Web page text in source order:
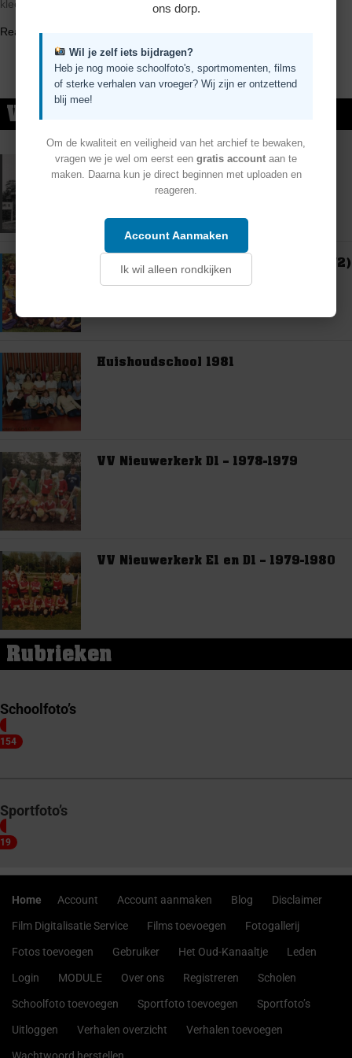
kleedden.
Read the Post →
Verhalen
RECENT
MEEST GELEZEN
Al 125 jaar het middelpunt van
Nieuwerkerk
Koningin Julianaschool – Klas 5 (1972)
Huishoudschool 1981
VV Nieuwerkerk D1 – 1978-1979
VV Nieuwerkerk E1 en D1 – 1979-1980
Rubrieken
Schoolfoto’s
154
Sportfoto’s
19
Home Account Account aanmaken Blog Disclaimer
Film Digitalisatie Service Films toevoegen Fotogallerij
Fotos toevoegen Gebruiker Het Oud-Kanaaltje Leden
Login MODULE Over ons Registreren Scholen
Schoolfoto toevoegen Sportfoto toevoegen Sportfoto’s
Uitloggen Verhalen overzicht Verhalen toevoegen
ons dorp.
Wil je zelf iets bijdragen?
Heb je nog mooie schoolfoto's, sportmomenten, films
of sterke verhalen van vroeger? Wij zijn er ontzettend
blij mee!
Om de kwaliteit en veiligheid van het archief te bewaken,
vragen we je wel om eerst een gratis account aan te
maken. Daarna kun je direct beginnen met uploaden en
reageren.
Account Aanmaken
Ik wil alleen rondkijken